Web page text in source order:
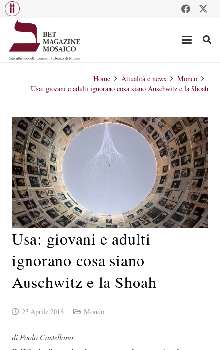
Home Attualità e news
Mondo
Usa: giovani e adulti ignorano cosa siano Auschwitz e la Shoah
Usa: giovani e adulti
ignorano cosa siano
Auschwitz e la Shoah
23 Aprile 2018 Mondo
di Paolo Castellano